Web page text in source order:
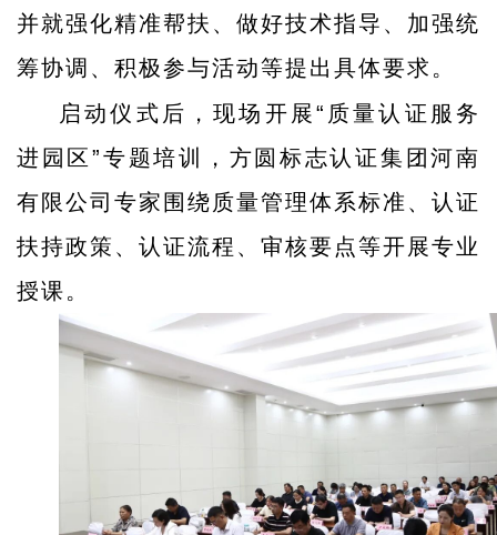
并就强化精准帮扶、做好技术指导、加强统
筹协调、积极参与活动等提出具体要求。
启动仪式后，现场开展“质量认证服务
进园区”专题培训，方圆标志认证集团河南
有限公司专家围绕质量管理体系标准、认证
扶持政策、认证流程、审核要点等开展专业
授课。